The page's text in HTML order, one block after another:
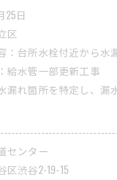
25日
区
：台所水栓付近から水
給水管一部更新工事
漏れ箇所を特定し、漏
センター
区渋谷2-19-15